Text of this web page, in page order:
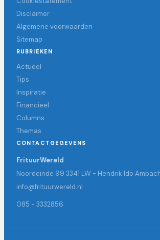
Disclaimer
Algemene voorwaarden
Sitemap
RUBRIEKEN
Actueel
Tips
Inspiratie
Financieel
Columns
Themas
CONTACTGEGEVENS
FrituurWereld
Noordeinde 99 3341 LW - Hendrik Ido
info@frituurwereld.nl
085 - 3332856